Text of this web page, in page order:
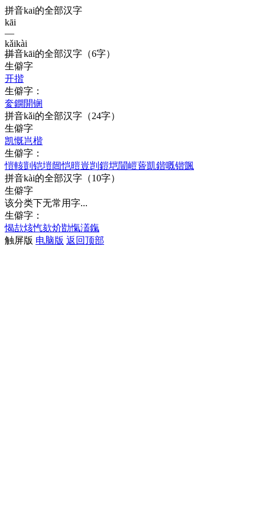
拼音kai的全部汉字
kāi
—
kǎikài
—
拼音kāi的全部汉字 （6字）
生僻字
开揩
生僻字：
奒鐦開锎
拼音kǎi的全部汉字 （24字）
生僻字
凯慨岂楷
生僻字：
愷輆剴 铠塏闿恺暟豈剀 鎧垲闓嵦蒈凱鍇嘅锴颽
拼音kài的全部汉字 （10字）
生僻字
该分类下无常用字...
生僻字：
愒欯烗忾欬炌勓愾濭鎎
触屏版 电脑版 返回顶部